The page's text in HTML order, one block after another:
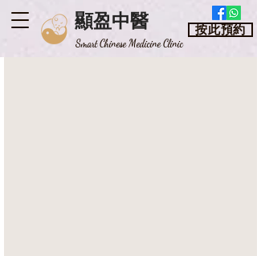
按此預約
顯盈中醫
​Smart Chinese Medicine Clinic